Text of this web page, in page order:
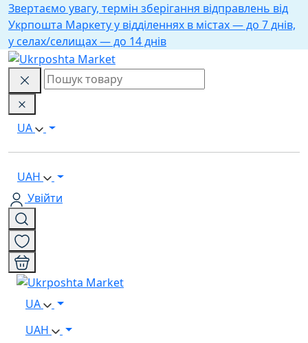
Звертаємо увагу, термін зберігання відправлень від
Укрпошта Маркету у відділеннях в містах — до 7 днів,
у селах/селищах — до 14 днів
UA
UAH
Увійти
UA
UAH